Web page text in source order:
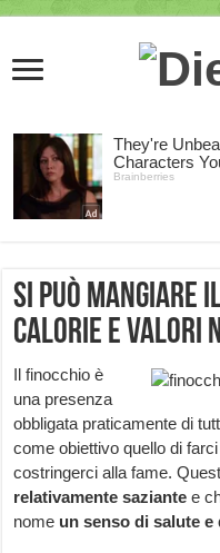
Si può mangiare
Calorie e valori
Il finocchio è
una presenza
obbligata praticamente di
come obiettivo quello di
costringerci alla fame.
relativamente saziante e
nome un senso di salute